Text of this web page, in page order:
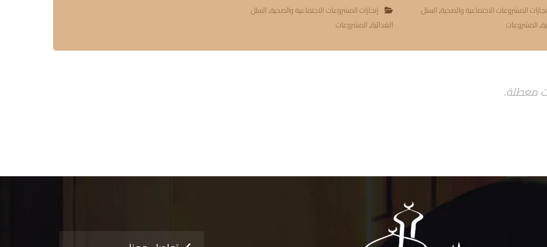
المشروعات الاجتماعية والصحية,السلل
,المشروعات
إنجازات المشروعات الاجتماعية والصحية,السلل
الغذائية,المشروعات
معطلة.